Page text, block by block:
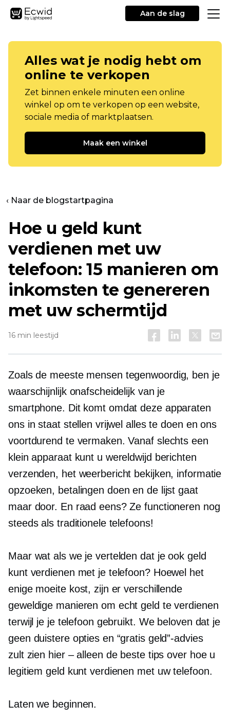
Aan de slag
Alles wat je nodig hebt om
online te verkopen
Zet binnen enkele minuten een online
winkel op om te verkopen op een website,
sociale media of marktplaatsen.
Maak een winkel
‹ Naar de blogstartpagina
Hoe u geld kunt
verdienen met uw
telefoon: 15 manieren om
inkomsten te genereren
met uw schermtijd
16 min leestijd
Zoals de meeste mensen tegenwoordig, ben je
waarschijnlijk onafscheidelijk van je
smartphone. Dit komt omdat deze apparaten
ons in staat stellen vrijwel alles te doen en ons
voortdurend te vermaken. Vanaf slechts een
klein apparaat kunt u wereldwijd berichten
verzenden, het weerbericht bekijken, informatie
opzoeken, betalingen doen en de lijst gaat
maar door. En raad eens? Ze functioneren nog
steeds als traditionele telefoons!
Maar wat als we je vertelden dat je ook geld
kunt verdienen met je telefoon? Hoewel het
enige moeite kost, zijn er verschillende
geweldige manieren om echt geld te verdienen
terwijl je je telefoon gebruikt. We beloven dat je
geen duistere opties en “gratis geld”-advies
zult zien hier – alleen de beste tips over hoe u
legitiem geld kunt verdienen met uw telefoon.
Laten we beginnen.